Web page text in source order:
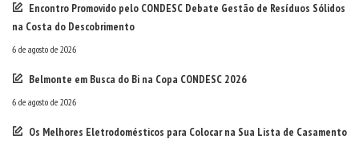
Encontro Promovido pelo CONDESC Debate Gestão de Resíduos Sólidos
na Costa do Descobrimento
6 de agosto de 2026
Belmonte em Busca do Bi na Copa CONDESC 2026
6 de agosto de 2026
Os Melhores Eletrodomésticos para Colocar na Sua Lista de Casamento